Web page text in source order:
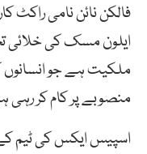
فالکن نائن نامی راکٹ
ایلون مسک کی خلائی
ملکیت ہے جو
منصوبے پر کام کر رہی
اسپیس ایکس کی ٹیم کے